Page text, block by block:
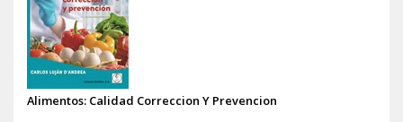
Alimentos: Calidad Correccion Y Prevencion